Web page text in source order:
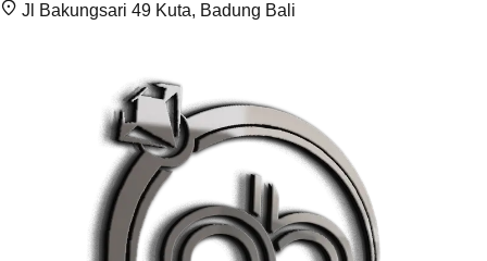
Jl Bakungsari 49 Kuta, Badung Bali